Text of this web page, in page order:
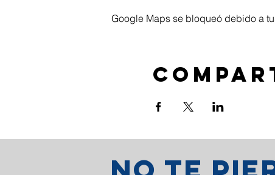
Google Maps se bloqueó debido a